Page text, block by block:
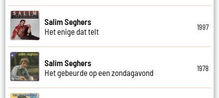
Salim Seghers
Het enige dat telt
1997
Salim Seghers
Het gebeurde op een zondagavond
1978